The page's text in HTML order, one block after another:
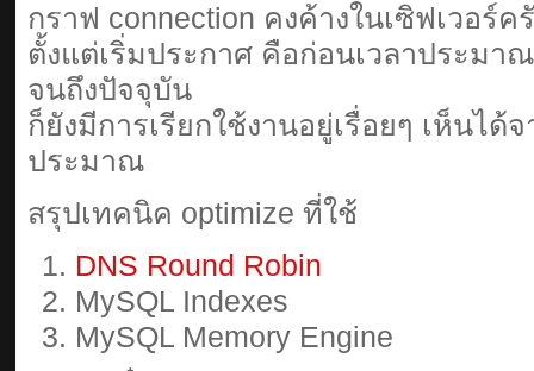
กราฟ connection คงค้างในเซิฟเวอร์ค
ตั้งแต่เริ่มประกาศ คือก่อนเวลาประมา
จนถึงปัจจุบัน
ก็ยังมีการเรียกใช้งานอยู่เรื่อยๆ เห็นไ
ประมาณ
สรุปเทคนิค optimize ที่ใช้
DNS Round Robin
MySQL Indexes
MySQL Memory Engine